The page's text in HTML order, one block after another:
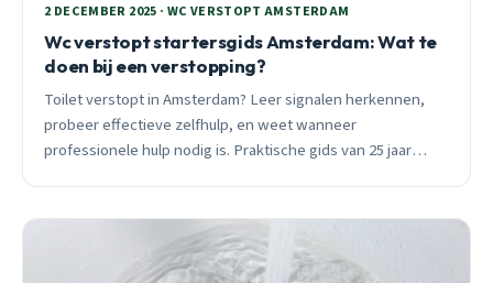
2 DECEMBER 2025 · WC VERSTOPT AMSTERDAM
Wc verstopt startersgids Amsterdam: Wat te
doen bij een verstopping?
Toilet verstopt in Amsterdam? Leer signalen herkennen,
probeer effectieve zelfhulp, en weet wanneer
professionele hulp nodig is. Praktische gids van 25 jaar